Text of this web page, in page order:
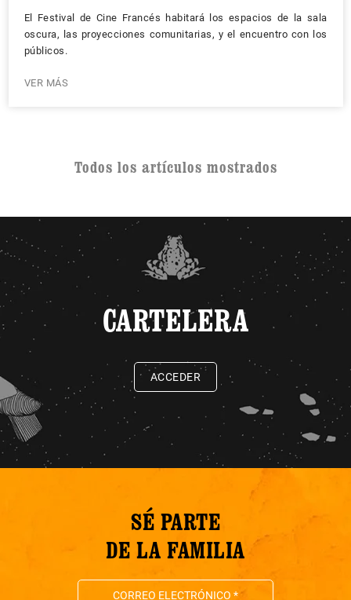
El Festival de Cine Francés habitará los espacios de la sala
oscura, las proyecciones comunitarias, y el encuentro con los
públicos.
VER MÁS
Todos los artículos mostrados
CARTELERA
ACCEDER
SÉ PARTE
DE LA FAMILIA